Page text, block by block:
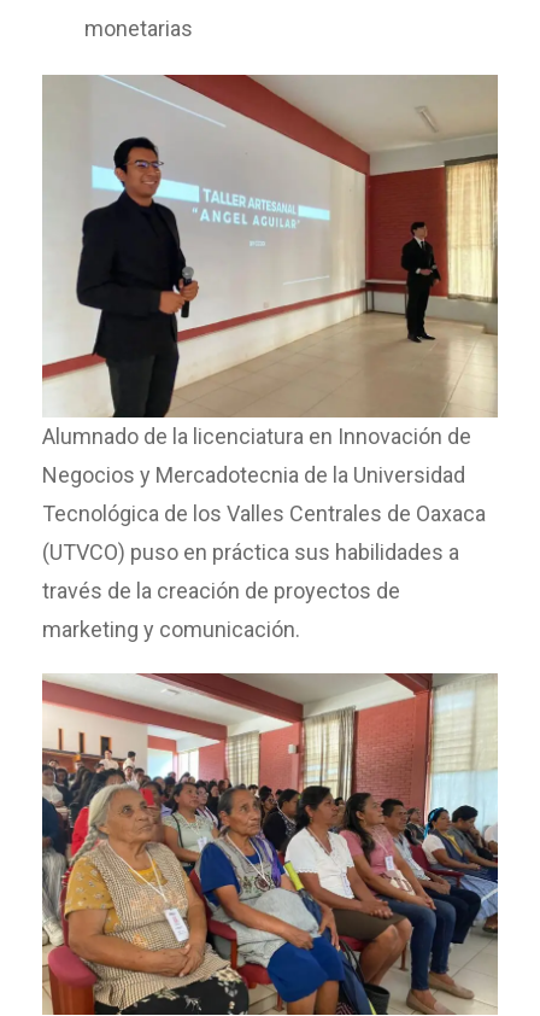
monetarias
Alumnado de la licenciatura en Innovación de
Negocios y Mercadotecnia de la Universidad
Tecnológica de los Valles Centrales de Oaxaca
(UTVCO) puso en práctica sus habilidades a
través de la creación de proyectos de
marketing y comunicación.